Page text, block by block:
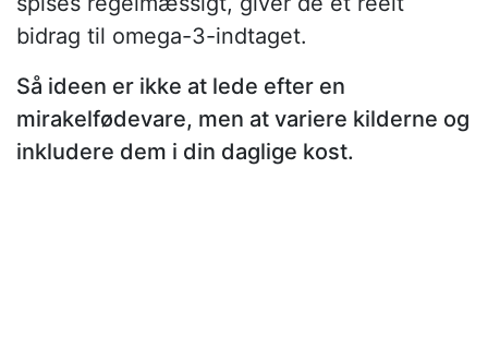
bidrag til omega-3-indtaget.
Så ideen er ikke at lede efter en
mirakelfødevare, men at variere kilderne og
inkludere dem i din daglige kost.